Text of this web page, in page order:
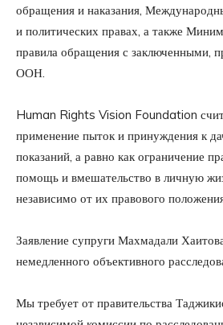
обращения и наказания,
и политических правах, а также
правила обращения с заключенными,
ООН.
Human Rights Vision Foundation
применение пыток и принуждения к
показаний, а равно как ограничение
помощь и вмешательство в личную
независимо от их правового
Заявление супруги Махмадали
немедленного объективного
Мы требует от правительства